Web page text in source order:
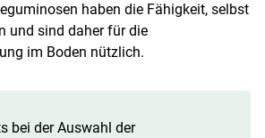
haben die Fähigkeit, selbst
und sind daher für die
im Boden nützlich.
bei der Auswahl der